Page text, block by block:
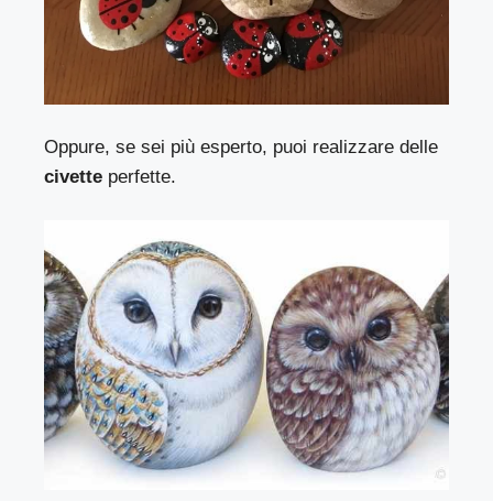
Oppure, se sei più esperto, puoi realizzare delle
civette perfette.